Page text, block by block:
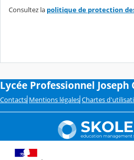
Consultez la politique de protection
Lycée Professionnel Joseph
Contacts Mentions légales Chartes